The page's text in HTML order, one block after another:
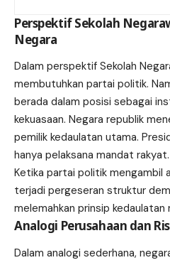
Perspektif Sekolah
Negara
Dalam perspektif Sekolah
membutuhkan partai politik.
berada dalam posisi sebagai
kekuasaan. Negara republik
pemilik kedaulatan utama.
hanya pelaksana mandat
Ketika partai politik mengambil
terjadi pergeseran struktur
melemahkan prinsip
Analogi Perusahaan dan
Dalam analogi sederhana,